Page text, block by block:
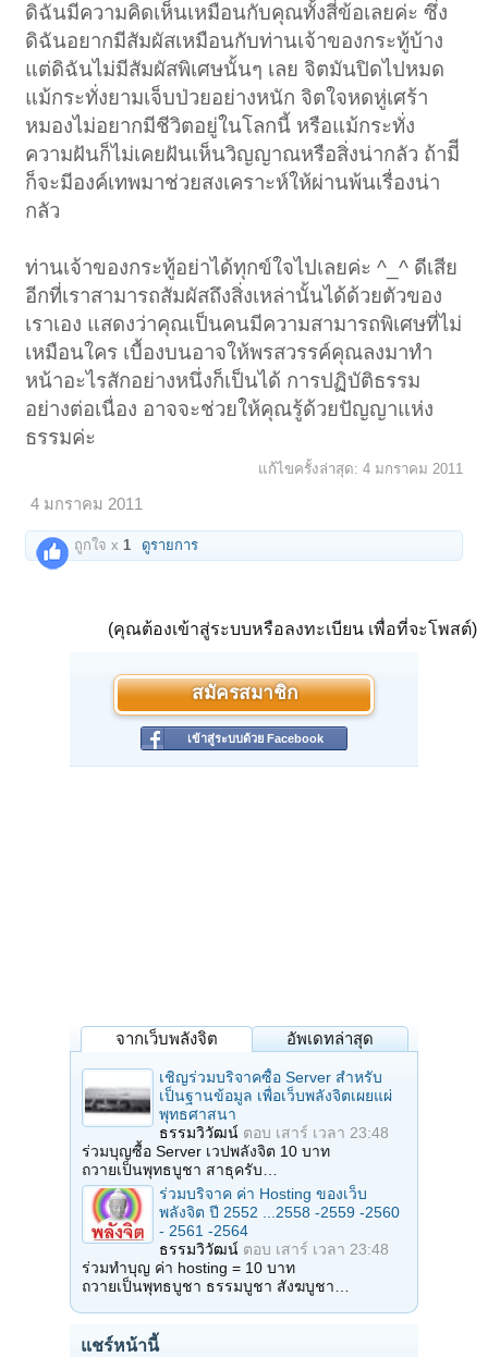
ดิฉันมีความคิดเห็นเหมือนกับคุณทั้งสี่ข้อเลยค่ะ ซึ่ง
ดิฉันอยากมีสัมผัสเหมือนกับท่านเจ้าของกระทู้บ้าง
แต่ดิฉันไม่มีสัมผัสพิเศษนั้นๆ เลย จิตมันปิดไปหมด
แม้กระทั่งยามเจ็บป่วยอย่างหนัก จิตใจหดหู่เศร้า
หมองไม่อยากมีชีวิตอยู่ในโลกนี้ หรือแม้กระทั่ง
ความฝันก็ไม่เคยฝันเห็นวิญญาณหรือสิ่งน่ากลัว ถ้ามีี
ก็จะมีองค์เทพมาช่วยสงเคราะห์ให้ผ่านพ้นเรื่องน่า
กลัว
ท่านเจ้าของกระทู้อย่าได้ทุกข์ใจไปเลยค่ะ ^_^ ดีเสีย
อีกที่เราสามารถสัมผัสถึงสิ่งเหล่านั้นได้ด้วยตัวของ
เราเอง แสดงว่าคุณเป็นคนมีความสามารถพิเศษที่ไม่
เหมือนใคร เบื้องบนอาจให้พรสวรรค์คุณลงมาทำ
หน้าอะไรสักอย่างหนึ่งก็เป็นได้ การปฏิบัติธรรม
อย่างต่อเนื่อง อาจจะช่วยให้คุณรู้ด้วยปัญญาแห่ง
ธรรมค่ะ
แก้ไขครั้งล่าสุด: 4 มกราคม 2011
4 มกราคม 2011
ถูกใจ x1 ดูรายการ
(คุณต้องเข้าสู่ระบบหรือลงทะเบียน เพื่อที่จะโพสต์)
สมัครสมาชิก
เข้าสู่ระบบด้วย Facebook
จากเว็บพลังจิต อัพเดทล่าสุด
เชิญร่วมบริจาคซื้อ Server สำหรับ
เป็นฐานข้อมูล เพื่อเว็บพลังจิตเผยแผ่
พุทธศาสนา
ธรรมวิวัฒน์ ตอบ เสาร์ เวลา 23:48
ร่วมบุญซื้อ Server เวปพลังจิต 10 บาท
ถวายเป็นพุทธบูชา สาธุครับ…
ร่วมบริจาค ค่า Hosting ของเว็บ
พลังจิต ปี 2552 ...2558 -2559 -2560
- 2561 -2564
ธรรมวิวัฒน์ ตอบ เสาร์ เวลา 23:48
ร่วมทำบุญ ค่า hosting = 10 บาท
ถวายเป็นพุทธบูชา ธรรมบูชา สังฆบูชา…
แชร์หน้านี้